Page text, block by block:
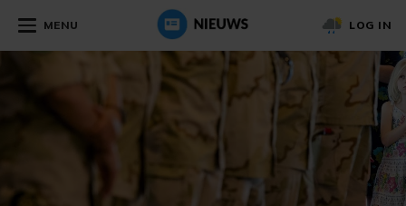
MENU LOG IN